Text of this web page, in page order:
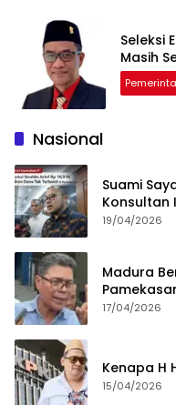
Seleksi
Masih
Nasional
Suami
Konsultan
Tahun
19/04/2026
Madura
Bongkar
17/04/2026
Kenapa H
15/04/2026